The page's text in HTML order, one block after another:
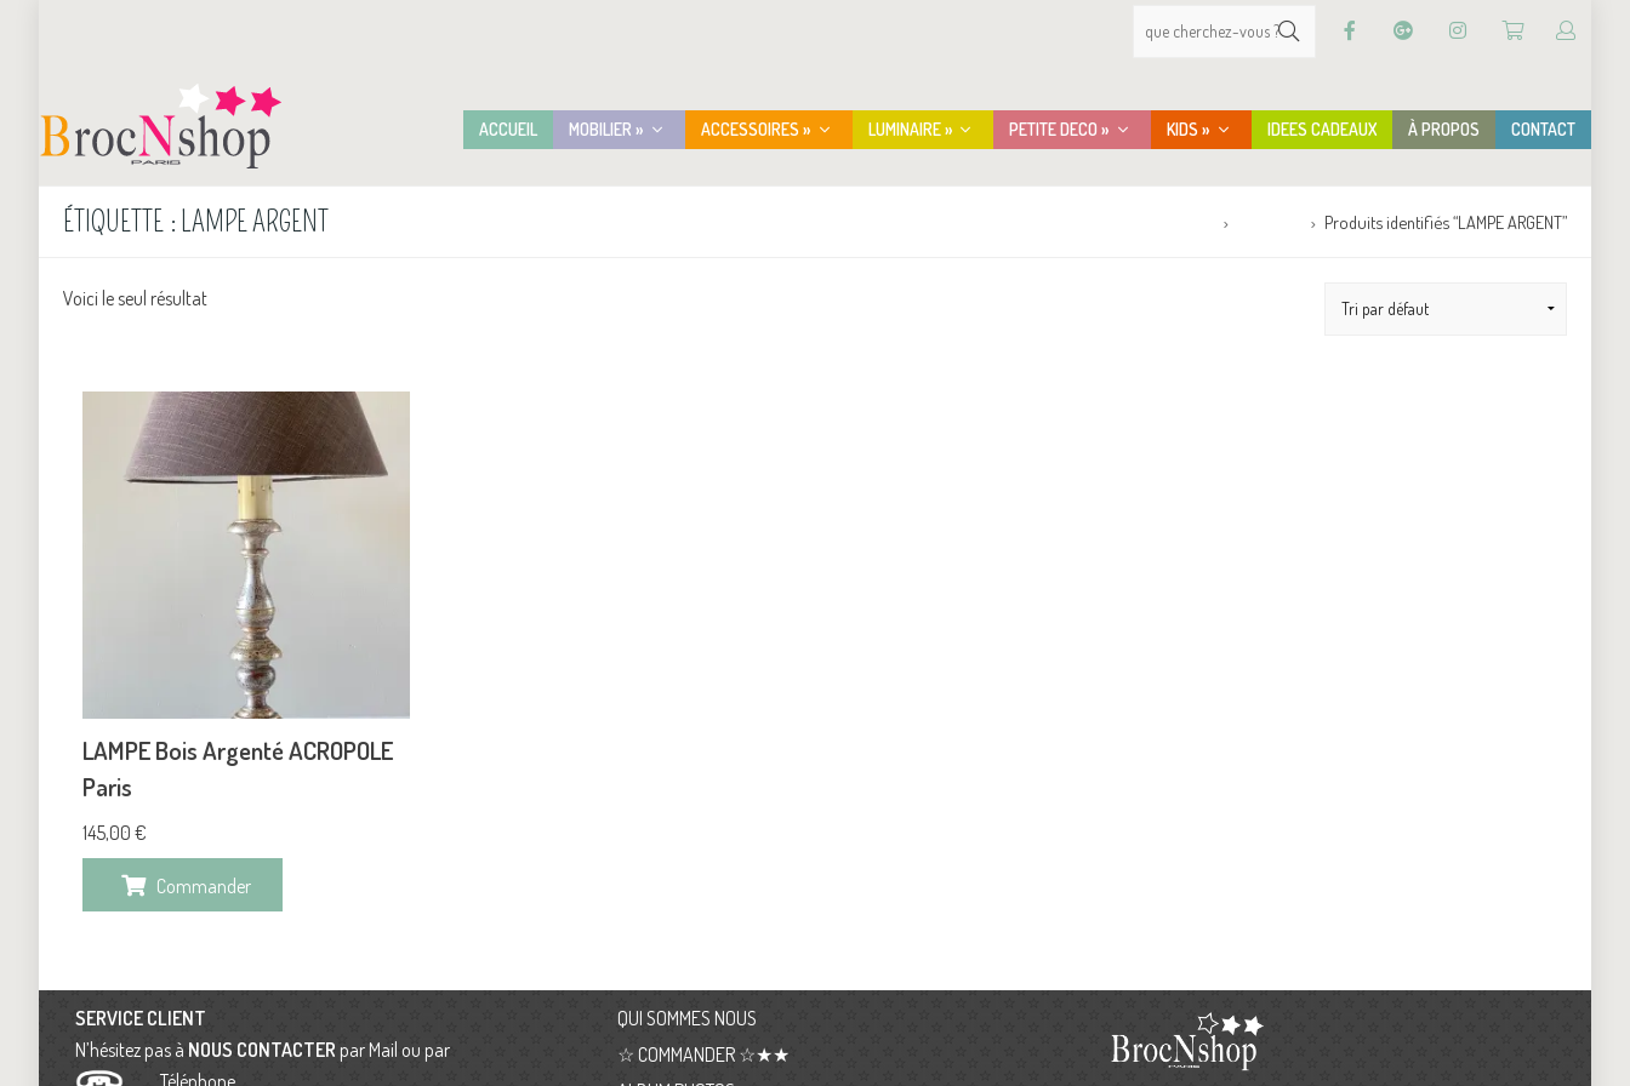
ACCUEIL MOBILIER » ACCESSOIRES » LUMINAIRE » PETITE DECO » KIDS » IDEES CADEAUX À PROPOS CONTACT
ÉTIQUETTE : LAMPE ARGENT Produits identifiés “LAMPE ARGENT”
Voici le seul résultat
LAMPE Bois Argenté ACROPOLE
Paris
145,00 €
Commander
SERVICE CLIENT
N’hésitez pas à NOUS CONTACTER par Mail ou par
QUI SOMMES NOUS
☆ COMMANDER ☆★★